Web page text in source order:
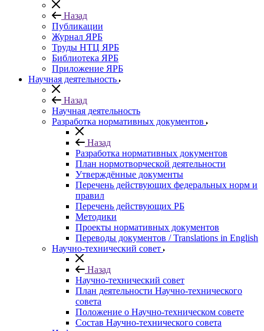
Назад
Публикации
Журнал ЯРБ
Труды НТЦ ЯРБ
Библиотека ЯРБ
Приложение ЯРБ
Научная деятельность
Назад
Научная деятельность
Разработка нормативных документов
Назад
Разработка нормативных документов
План нормотворческой деятельности
Утверждённые документы
Перечень действующих федеральных норм и
правил
Перечень действующих РБ
Методики
Проекты нормативных документов
Переводы документов / Translations in English
Научно-технический совет
Назад
Научно-технический совет
План деятельности Научно-технического
совета
Положение о Научно-техническом совете
Состав Научно-технического совета